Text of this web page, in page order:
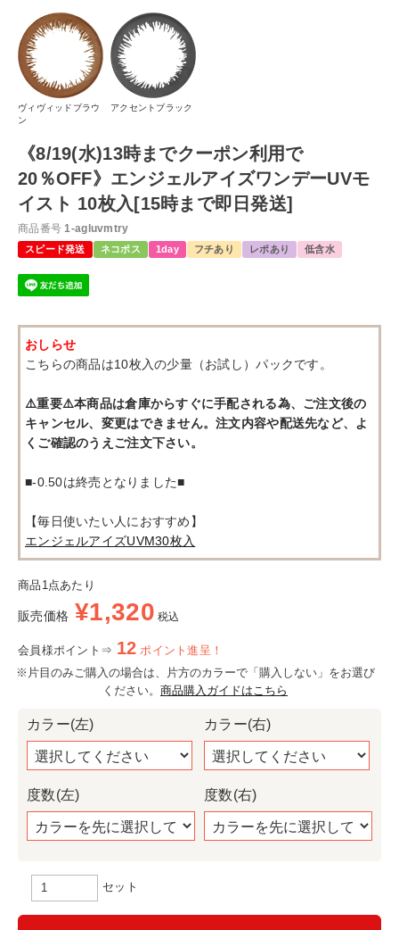
ヴィヴィッドブラウ
ン
アクセントブラック
《8/19(水)13時までクーポン利用で
20％OFF》エンジェルアイズワンデーUVモ
イスト 10枚入[15時まで即日発送]
商品番号 1-agluvmtry
スピード発送 ネコポス 1day フチあり レポあり 低含水
おしらせ
こちらの商品は10枚入の少量（お試し）パックです。
⚠️重要⚠️本商品は倉庫からすぐに手配される為、ご注文後の
キャンセル、変更はできません。注文内容や配送先など、よ
くご確認のうえご注文下さい。
■-0.50は終売となりました■
【毎日使いたい人におすすめ】
エンジェルアイズUVM30枚入
商品1点あたり
販売価格 ¥1,320 税込
会員様ポイント⇒ 12 ポイント進呈！
※片目のみご購入の場合は、片方のカラーで「購入しない」をお選び
ください。 商品購入ガイドはこちら
カラー(左)
度数(左)
カラー(右)
度数(右)
セット